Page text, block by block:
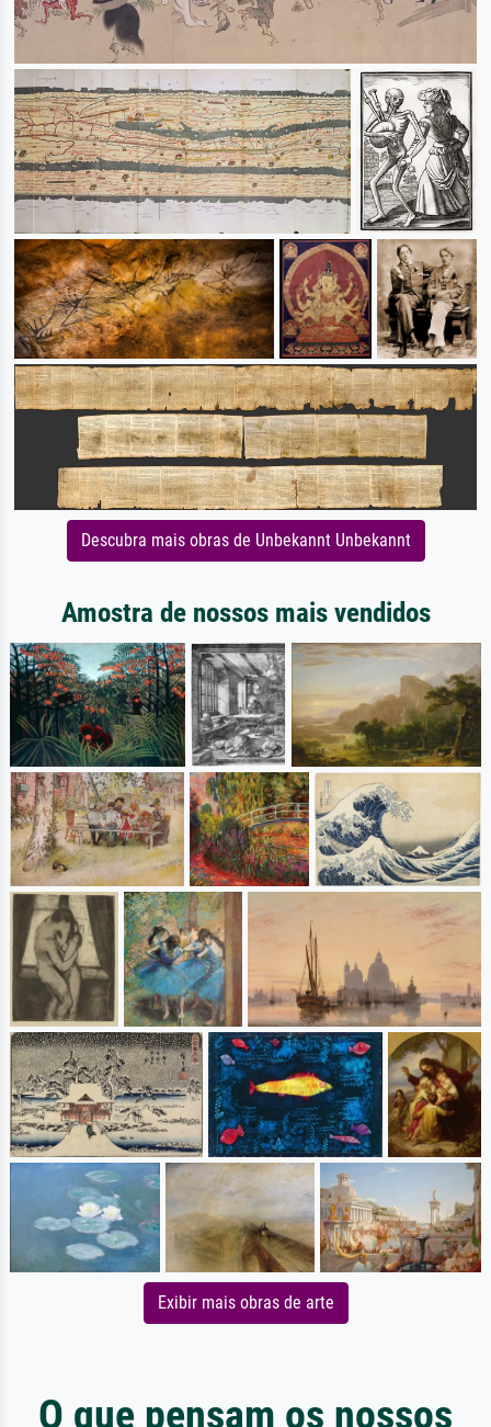
Descubra mais obras de Unbekannt Unbekannt
Amostra de nossos mais vendidos
Exibir mais obras de arte
O que pensam os nossos